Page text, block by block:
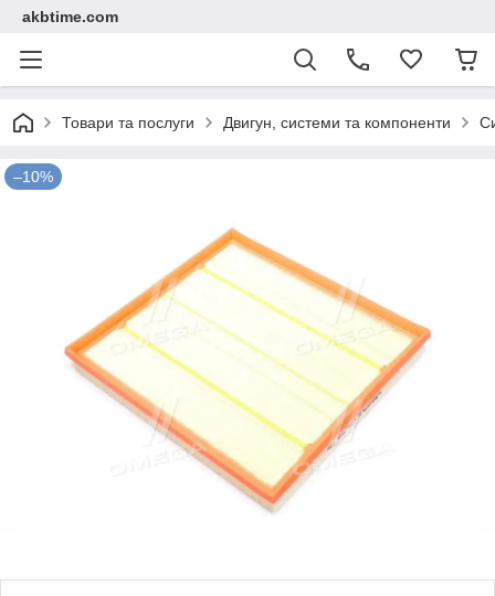
akbtime.com
Товари та послуги Двигун, системи та компоненти
–10%